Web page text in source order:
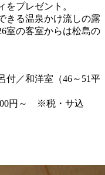
をプレゼント。
きる温泉かけ流しの露
室の客室からは松島の
付／和洋室（46～51平
円～ ※税・サ込